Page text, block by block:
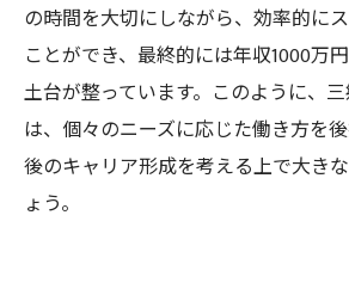
の時間を大切にしながら、効率的に
ことができ、最終的には年収1000万
土台が整っています。このように、
は、個々のニーズに応じた働き方を
後のキャリア形成を考える上で大き
ょう。